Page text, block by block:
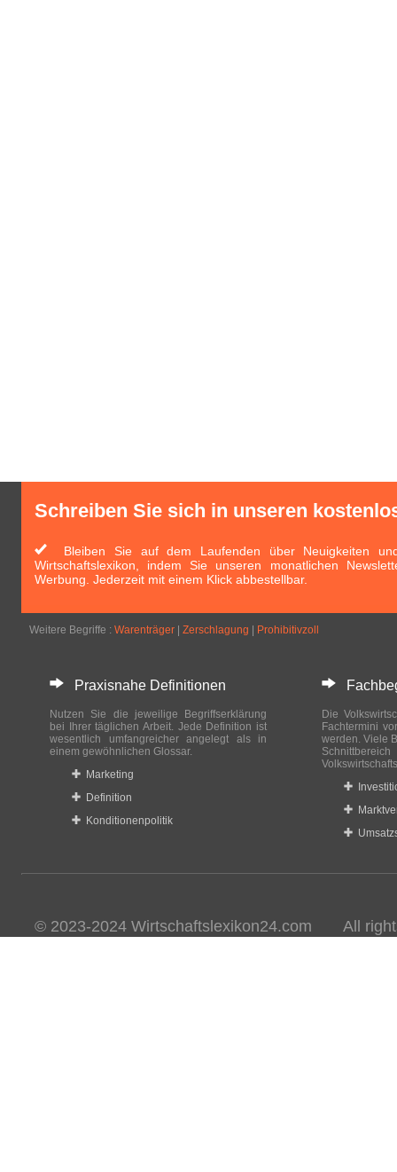
Schreiben Sie sich in unseren
Bleiben Sie auf dem Laufenden über Neuigkeiten
Wirtschaftslexikon, indem Sie unseren monatlichen
Werbung. Jederzeit mit einem Klick abbestellbar.
Weitere Begriffe : Warenträger Zerschlagung Prohibitivzoll
Praxisnahe Definitionen
Nutzen Sie die jeweilige Begriffserklärung
bei Ihrer täglichen Arbeit. Jede Definition ist
wesentlich umfangreicher angelegt als in
einem gewöhnlichen Glossar.
Marketing
Definition
Konditionenpolitik
Die
Fachtermini
werden. Viele
© 2023-2024 Wirtschaftslexikon24.com All